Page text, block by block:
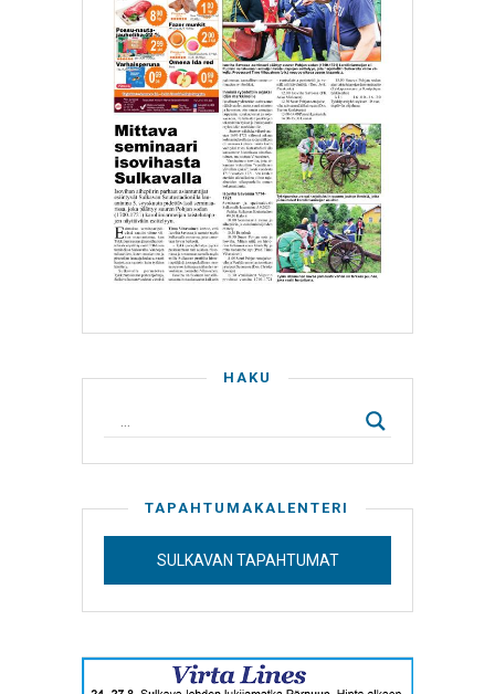
HAKU
TAPAHTUMAKALENTERI
SULKAVAN TAPAHTUMAT